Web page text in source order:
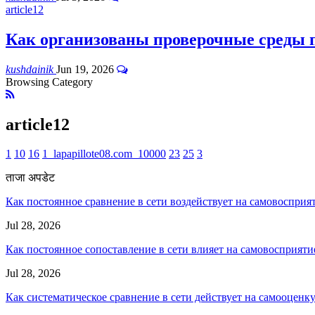
article12
Как организованы проверочные среды
kushdainikJun 19, 2026
Browsing Category
article12
1 10 16 1_lapapillote08.com_10000 23 25 3
ताजा अपडेट
Как постоянное сравнение в сети воздействует на
Jul 28, 2026
Как постоянное сопоставление в сети влияет на
Jul 28, 2026
Как систематическое сравнение в сети действует на самооценку